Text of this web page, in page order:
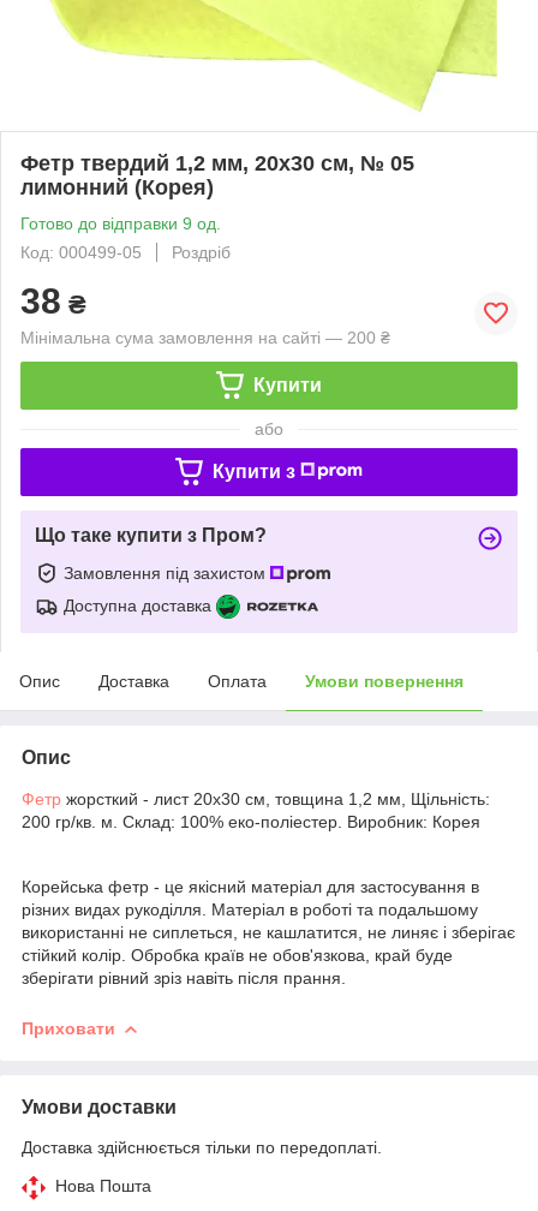
Фетр твердий 1,2 мм, 20х30 см, № 05
лимонний (Корея)
Готово до відправки 9 од.
Код: 000499-05
Роздріб
38 ₴
Мінімальна сума замовлення на сайті — 200 ₴
Купити
або
Купити з
Що таке купити з Пром?
Замовлення під захистом
Доступна доставка
Опис Доставка Оплата Умови повернення
Опис
Фетр жорсткий - лист 20х30 см, товщина 1,2 мм, Щільність:
200 гр/кв. м. Склад: 100% еко-поліестер. Виробник: Корея
Корейська фетр - це якісний матеріал для застосування в
різних видах рукоділля. Матеріал в роботі та подальшому
використанні не сиплеться, не кашлатится, не линяє і зберігає
стійкий колір. Обробка країв не обов'язкова, край буде
зберігати рівний зріз навіть після прання.
Приховати
Умови доставки
Доставка здійснюється тільки по передоплаті.
Нова Пошта